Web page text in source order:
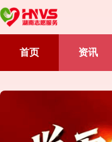
首页 资讯